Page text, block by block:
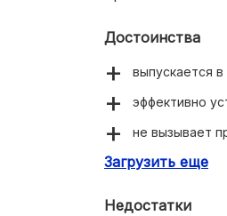
Достоинства
выпускается в
эффективно
не вызывает
не угнетает
Загрузить еще
Недостатки